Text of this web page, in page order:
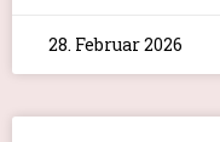
28. Februar 2026